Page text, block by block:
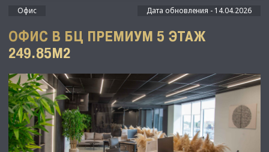
Офис Дата обновления - 14.04.2026
ОФИС В БЦ ПРЕМИУМ 5 ЭТАЖ
249.85М2